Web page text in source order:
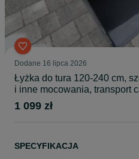
Dodane 16 lipca 2026
Łyżka do tura 120-240 cm,
i inne mocowania, transport
1 099 zł
SPECYFIKACJA